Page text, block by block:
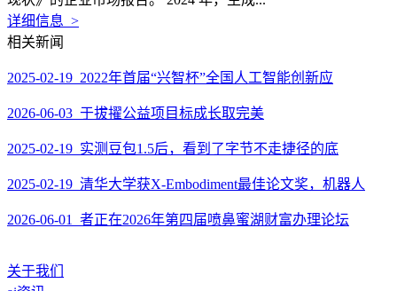
详细信息 >
相关新闻
2025-02-19 2022年首届“兴智杯”全国人工智能创新应
2026-06-03 于拔擢公益项目标成长取完美
2025-02-19 实测豆包1.5后，看到了字节不走捷径的底
2025-02-19 清华大学获X-Embodiment最佳论文奖，机器人
2026-06-01 者正在2026年第四届喷鼻蜜湖财富办理论坛
关于我们